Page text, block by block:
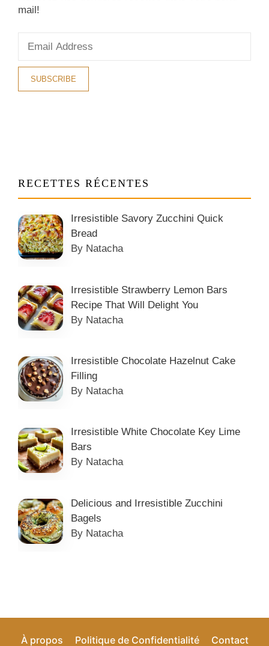
mail!
RECETTES RÉCENTES
Irresistible Savory Zucchini Quick
Bread
By Natacha
Irresistible Strawberry Lemon Bars
Recipe That Will Delight You
By Natacha
Irresistible Chocolate Hazelnut Cake
Filling
By Natacha
Irresistible White Chocolate Key Lime
Bars
By Natacha
Delicious and Irresistible Zucchini
Bagels
By Natacha
À propos Politique de Confidentialité Contact